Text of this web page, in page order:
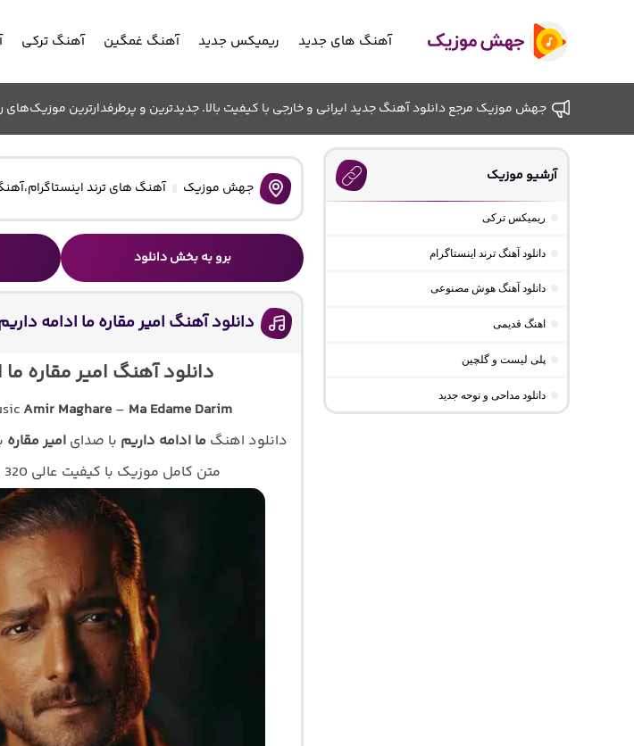
آهنگ های جدید ریمیکس جدید آهنگ غمگین آهنگ ترکی
جهش موزیک مرجع دانلود آهنگ جدید ایرانی و خارجی با کیفیت بالا. جدیدترین و پرطرفدارترین موزیک‌های
جهش موزیک آهنگ های ترند اینستاگرام،
برو به بخش دانلود
دانلود آهنگ امیر مقاره ما ادامه
دانلود آهنگ امیر مقاره
Amir Maghare – Ma Edame Darim
دانلود اهنگ ما ادامه داریم با صدای امیر مقاره
متن کامل موزیک با کیفیت عالی 320 در
آرشیو موزیک
ریمیکس ترکی
دانلود آهنگ ترند اینستاگرام
دانلود آهنگ هوش مصنوعی
اهنگ قدیمی
پلی لیست و گلچین
دانلود مداحی و نوحه جدید